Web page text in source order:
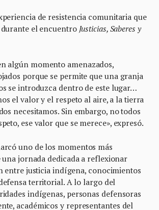
de resistencia comunitaria que
el encuentro Justicias, Saberes y
algún momento amenazados,
porque se permite que una granja
se introduzca dentro de este lugar…
el valor y el respeto al aire, a la tierra
necesitamos. Sin embargo, no todos
ese valor que se merece», expresó.
uno de los momentos más
jornada dedicada a reflexionar
entre justicia indígena, conocimientos
territorial. A lo largo del
indígenas, personas defensoras
académicos y representantes del